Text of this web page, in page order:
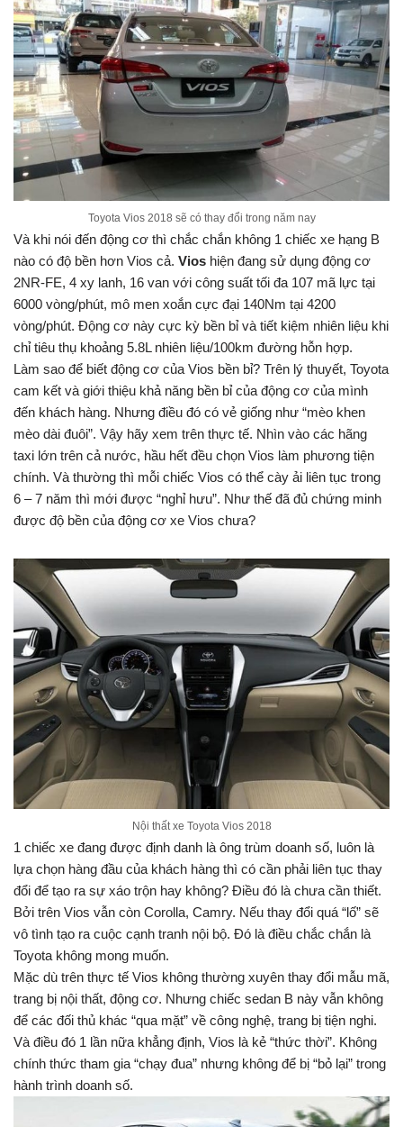
Toyota Vios 2018 sẽ có thay đổi trong năm nay
Và khi nói đến động cơ thì chắc chắn không 1 chiếc xe hạng B
nào có độ bền hơn Vios cả. Vios hiện đang sử dụng động cơ
2NR-FE, 4 xy lanh, 16 van với công suất tối đa 107 mã lực tại
6000 vòng/phút, mô men xoắn cực đại 140Nm tại 4200
vòng/phút. Động cơ này cực kỳ bền bỉ và tiết kiệm nhiên liệu khi
chỉ tiêu thụ khoảng 5.8L nhiên liệu/100km đường hỗn hợp.
Làm sao để biết động cơ của Vios bền bỉ? Trên lý thuyết, Toyota
cam kết và giới thiệu khả năng bền bỉ của động cơ của mình
đến khách hàng. Nhưng điều đó có vẻ giống như “mèo khen
mèo dài đuôi”. Vậy hãy xem trên thực tế. Nhìn vào các hãng
taxi lớn trên cả nước, hầu hết đều chọn Vios làm phương tiện
chính. Và thường thì mỗi chiếc Vios có thể cày ải liên tục trong
6 – 7 năm thì mới được “nghỉ hưu”. Như thế đã đủ chứng minh
được độ bền của động cơ xe Vios chưa?
Nội thất xe Toyota Vios 2018
1 chiếc xe đang được định danh là ông trùm doanh số, luôn là
lựa chọn hàng đầu của khách hàng thì có cần phải liên tục thay
đổi để tạo ra sự xáo trộn hay không? Điều đó là chưa cần thiết.
Bởi trên Vios vẫn còn Corolla, Camry. Nếu thay đổi quá “lố” sẽ
vô tình tạo ra cuộc cạnh tranh nội bộ. Đó là điều chắc chắn là
Toyota không mong muốn.
Mặc dù trên thực tế Vios không thường xuyên thay đổi mẫu mã,
trang bị nội thất, động cơ. Nhưng chiếc sedan B này vẫn không
để các đối thủ khác “qua mặt” về công nghệ, trang bị tiện nghi.
Và điều đó 1 lần nữa khẳng định, Vios là kẻ “thức thời”. Không
chính thức tham gia “chạy đua” nhưng không để bị “bỏ lại” trong
hành trình doanh số.